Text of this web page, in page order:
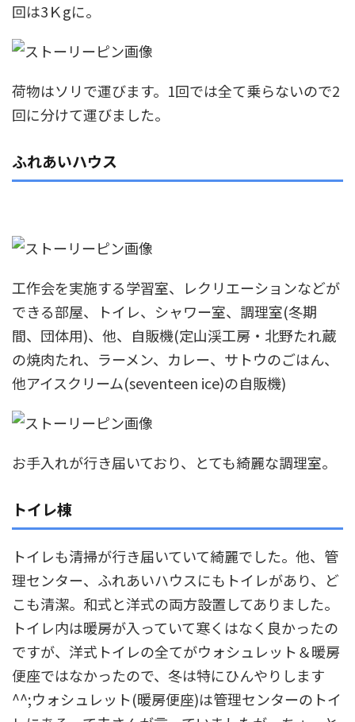
回は3Ｋgに。
荷物はソリで運びます。1回では全て乗らないので2
回に分けて運びました。
ふれあいハウス
工作会を実施する学習室、レクリエーションなどが
できる部屋、トイレ、シャワー室、調理室(冬期
間、団体用)、他、自販機(定山渓工房・北野たれ蔵
の焼肉たれ、ラーメン、カレー、サトウのごはん、
他アイスクリーム(seventeen ice)の自販機)
お手入れが行き届いており、とても綺麗な調理室。
トイレ棟
トイレも清掃が行き届いていて綺麗でした。他、管
理センター、ふれあいハウスにもトイレがあり、ど
こも清潔。和式と洋式の両方設置してありました。
トイレ内は暖房が入っていて寒くはなく良かったの
ですが、洋式トイレの全てがウォシュレット＆暖房
便座ではなかったので、冬は特にひんやりします
^^;ウォシュレット(暖房便座)は管理センターのトイ